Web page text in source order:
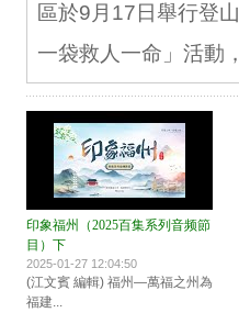
區於9月17日舉行登
一袋救人一命」活動
印象福州（2025百集系列音频節
目）下
2025-01-27 12:04:50
(江文賓 編輯) 福州—萬福之州為
福建...